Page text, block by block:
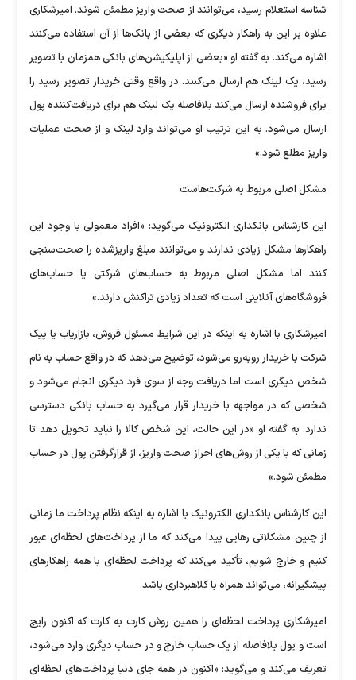
شناسه استعلام رسید، می‌توانند از صحت واریز مطمئن شوند. امیرشکاری
علاوه بر این به راهکار دیگری که بعضی از بانک‌ها از آن استفاده می‌کنند
اشاره می‌کند. به‌ گفته او «بعضی از اپلیکیشن‌های بانکی همزمان با تصویر
رسید، یک لینک هم ارسال می‌کنند. در واقع وقتی خریدار تصویر رسید را
برای فروشنده ارسال می‌کند بلافاصله یک لینک هم برای دریافت‌کننده پول
ارسال می‌شود. به این ترتیب او می‌تواند وارد لینک و از صحت عملیات
واریز مطلع شود.»
مشکل اصلی مربوط به شرکت‌هاست
این کارشناس بانکداری الکترونیک می‌گوید: «افراد معمولی با وجود این
راهکارها مشکل زیادی ندارند و می‌توانند مبلغ واریزشده را صحت‌سنجی
کنند اما مشکل اصلی مربوط به حساب‌های شرکتی یا حساب‌های
فروشگاه‌های آنلاینی است که تعداد زیادی تراکنش دارند.»
امیرشکاری با اشاره به اینکه در این شرایط مسئول فروش، بازاریاب یا پیک
شرکت با خریدار روبه‌رو می‌شود، توضیح می‌دهد که در واقع حساب به نام
شخص دیگری است اما دریافت وجه از سوی فرد دیگری انجام می‌شود و
شخصی که در مواجهه با خریدار قرار می‌گیرد به‌ حساب بانکی دسترسی
ندارد. به‌ گفته او «در این حالت، این شخص کالا را نباید تحویل دهد تا
زمانی که با یکی از روش‌های احراز صحت واریز، از قرارگرفتن پول در حساب
مطمئن شود.»
این کارشناس بانکداری الکترونیک با اشاره به اینکه نظام پرداخت ما زمانی
از چنین مشکلاتی رهایی پیدا می‌کند که ما از پرداخت‌های لحظه‌ای عبور
کنیم و خارج شویم، تأکید می‌کند که پرداخت لحظه‌ای با همه راهکارهای
پیشگیرانه، می‌تواند همراه با کلاهبرداری باشد.
امیرشکاری پرداخت لحظه‌ای را همین روش کارت به کارت که اکنون رایج
است و پول بلافاصله از یک حساب خارج و در حساب دیگری وارد می‌شود،
تعریف می‌کند و می‌گوید: «اکنون در همه جای دنیا پرداخت‌های لحظه‌ای